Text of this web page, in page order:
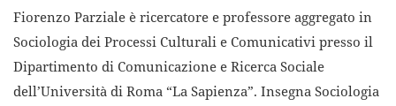
Fiorenzo Parziale è ricercatore e professore aggregato in
Sociologia dei Processi Culturali e Comunicativi presso il
Dipartimento di Comunicazione e Ricerca Sociale
dell’Università di Roma “La Sapienza”. Insegna Sociologia